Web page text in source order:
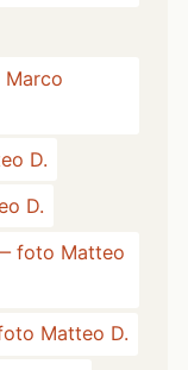
D.
D.
foto Matteo
Matteo D.